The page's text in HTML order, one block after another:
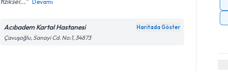
Devamı
Acıbadem Kartal Hastanesi Haritada Göster
Çavuşoğlu, Sanayi Cd. No:1, 34873